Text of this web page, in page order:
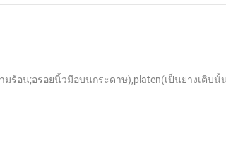
ร้อน;อรอยนิ้วมือบนกระดาษ),platen(เป็นยางเติบ